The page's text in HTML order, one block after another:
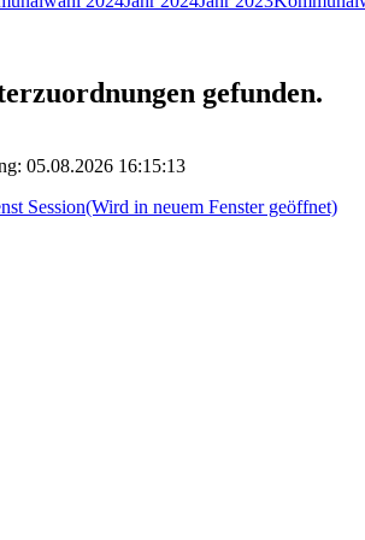
gefunden.
05.08.2026 16:15:13
Session(Wird in neuem Fenster geöffnet)